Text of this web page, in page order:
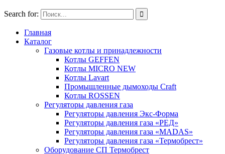
Search for:
Главная
Каталог
Газовые котлы и принадлежности
Котлы GEFFEN
Котлы MICRO NEW
Котлы Lavart
Промышленные дымоходы Craft
Котлы ROSSEN
Регуляторы давления газа
Регуляторы давления Экс-Форма
Регуляторы давления газа «РЕД»
Регуляторы давления газа «MADAS»
Регуляторы давления газа «Термобрест»
Оборудование СП Термобрест